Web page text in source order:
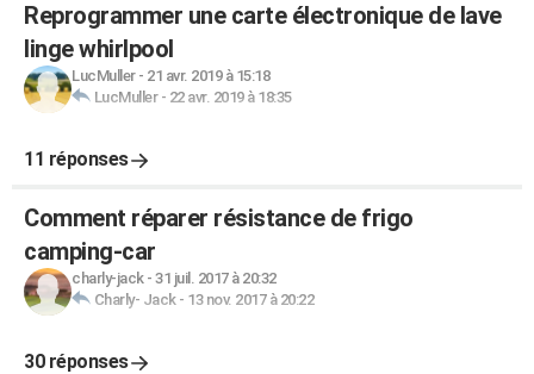
Reprogrammer une carte électronique de lave
linge whirlpool
LucMuller- 21 avr. 2019 à 15:18
LucMuller- 22 avr. 2019 à 18:35
11 réponses
Comment réparer résistance de frigo
camping-car
charly-jack- 31 juil. 2017 à 20:32
Charly- Jack- 13 nov. 2017 à 20:22
30 réponses